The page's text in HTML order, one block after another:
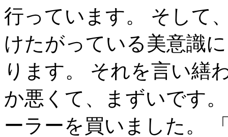
行っています。 そして
けたがっている美意識
ります。 それを言い繕
か悪くて、まずいです
ーラーを買いました。